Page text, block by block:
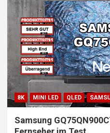
8K MINI LED QLED
Samsung